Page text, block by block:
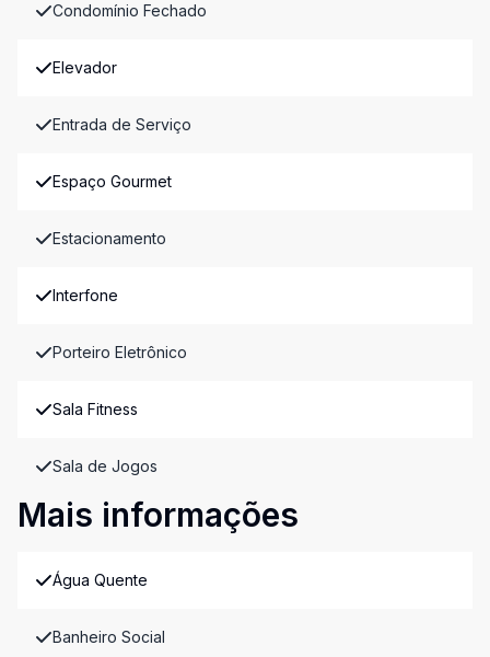
Condomínio Fechado
Elevador
Entrada de Serviço
Espaço Gourmet
Estacionamento
Interfone
Porteiro Eletrônico
Sala Fitness
Sala de Jogos
Mais informações
Água Quente
Banheiro Social